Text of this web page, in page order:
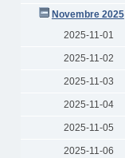
Novembre 2025
2025-11-01
2025-11-02
2025-11-03
2025-11-04
2025-11-05
2025-11-06